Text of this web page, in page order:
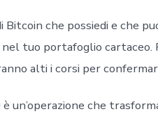
Bitcoin che possiedi e che
tuo portafoglio cartaceo.
alti i corsi per
un’operazione che